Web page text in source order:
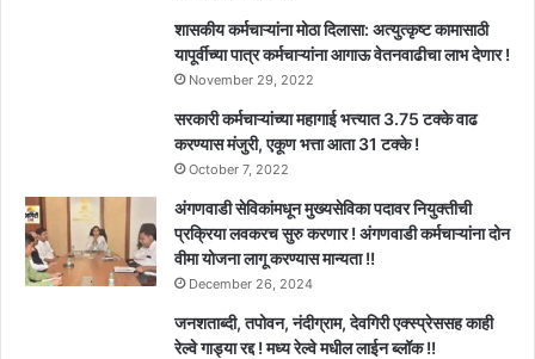
शासकीय कर्मचाऱ्यांना मोठा दिलासा: अत्युत्कृष्ट कामासाठी
यापूर्वीच्या पात्र कर्मचाऱ्यांना आगाऊ वेतनवाढीचा लाभ देणार !
November 29, 2022
सरकारी कर्मचाऱ्यांच्या महागाई भत्त्यात 3.75 टक्के वाढ
करण्यास मंजुरी, एकूण भत्ता आता 31 टक्के !
October 7, 2022
अंगणवाडी सेविकांमधून मुख्यसेविका पदावर नियुक्तीची
प्रक्रिया लवकरच सुरु करणार ! अंगणवाडी कर्मचाऱ्यांना दोन
वीमा योजना लागू करण्यास मान्यता !!
December 26, 2024
जनशताब्दी, तपोवन, नंदीग्राम, देवगिरी एक्स्प्रेससह काही
रेल्वे गाड्या रद्द ! मध्य रेल्वे मधील लाईन ब्लॉक !!